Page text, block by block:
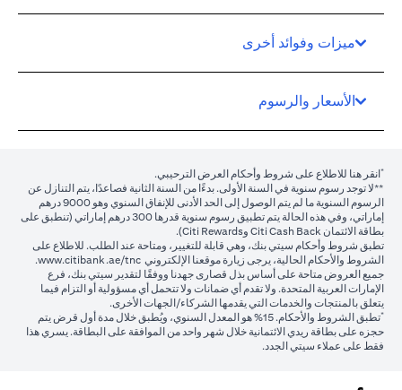
ميزات وفوائد أخرى
الأسعار والرسوم
*انقر هنا (opens in a new tab)للاطلاع على شروط وأحكام العرض الترحيبي.
**لا توجد رسوم سنوية في السنة الأولى. بدءًا من السنة الثانية فصاعدًا، يتم التنازل عن
الرسوم السنوية ما لم يتم الوصول إلى الحد الأدنى للإنفاق السنوي وهو 9000 درهم
إماراتي، وفي هذه الحالة يتم تطبيق رسوم سنوية قدرها 300 درهم إماراتي (تنطبق على
بطاقة الائتمان Citi Cash Back وCiti Rewards).
تطبق شروط وأحكام سيتي بنك، وهي قابلة للتغيير، ومتاحة عند الطلب. للاطلاع على
الشروط والأحكام الحالية، يرجى زيارة موقعنا الإلكتروني www.citibank.ae/tnc
(opens in a new tab).
جميع العروض متاحة على أساس بذل قصارى جهدنا ووفقًا لتقدير سيتي بنك، فرع
الإمارات العربية المتحدة. ولا تقدم أي ضمانات ولا تتحمل أي مسؤولية أو التزام فيما
يتعلق بالمنتجات والخدمات التي يقدمها الشركاء/الجهات الأخرى.
*تطبق الشروط والأحكام. 15%
هو المعدل السنوي، ويُطبق خلال مدة أول قرض يتم
حجزه على بطاقة ريدي الائتمانية خلال شهر واحد من الموافقة على البطاقة. يسري هذا
فقط على عملاء سيتي الجدد.